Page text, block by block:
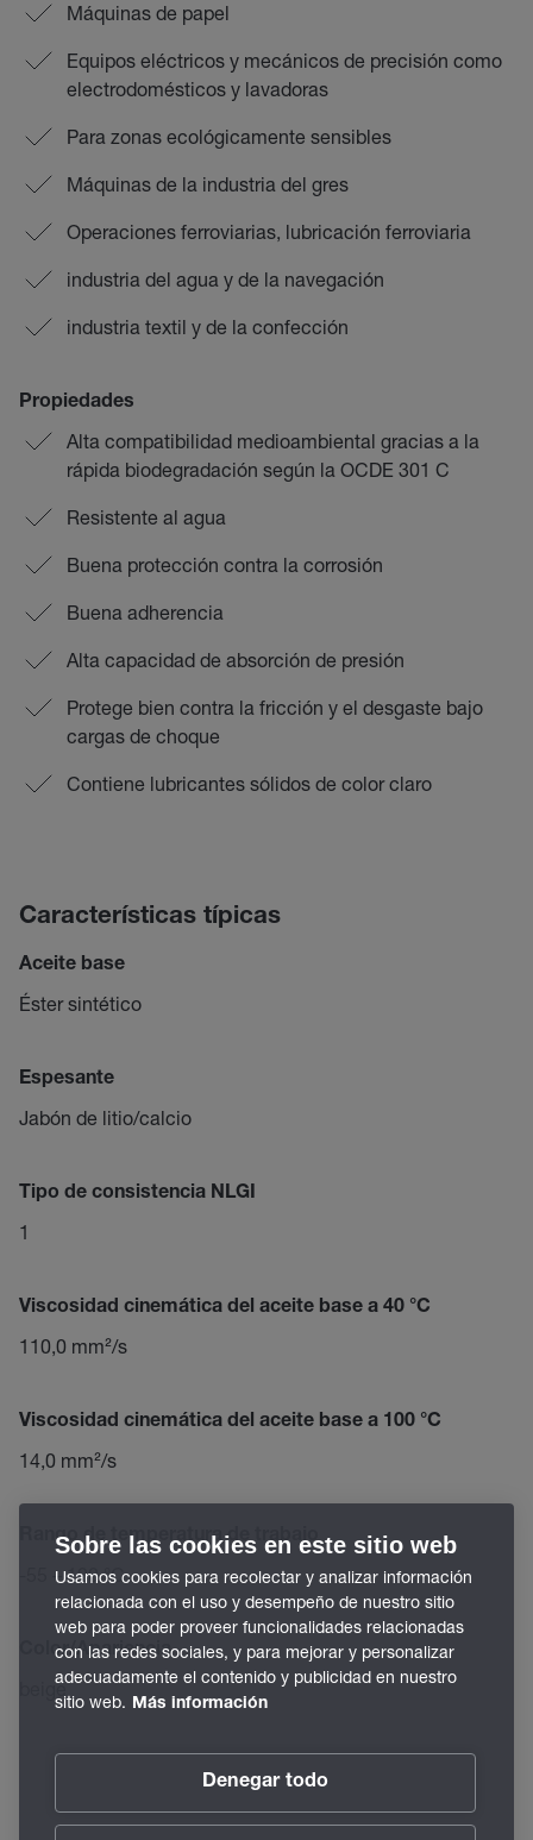
Máquinas de papel
Equipos eléctricos y mecánicos de precisión como
electrodomésticos y lavadoras
Para zonas ecológicamente sensibles
Máquinas de la industria del gres
Operaciones ferroviarias, lubricación ferroviaria
industria del agua y de la navegación
industria textil y de la confección
Propiedades
Alta compatibilidad medioambiental gracias a la
rápida biodegradación según la OCDE 301 C
Resistente al agua
Buena protección contra la corrosión
Buena adherencia
Alta capacidad de absorción de presión
Protege bien contra la fricción y el desgaste bajo
cargas de choque
Contiene lubricantes sólidos de color claro
Características típicas
Aceite base
Éster sintético
Espesante
Jabón de litio/calcio
Tipo de consistencia NLGI
1
Viscosidad cinemática del aceite base a 40 °C
110,0 mm²/s
Viscosidad cinemática del aceite base a 100 °C
14,0 mm²/s
Rango de temperatura de trabajo
-55 – 120 °C
Color/Apariencia
beige
Sobre las cookies en este sitio web
Usamos cookies para recolectar y analizar información
relacionada con el uso y desempeño de nuestro sitio
web para poder proveer funcionalidades relacionadas
con las redes sociales, y para mejorar y personalizar
adecuadamente el contenido y publicidad en nuestro
sitio web. Más información
Denegar todo